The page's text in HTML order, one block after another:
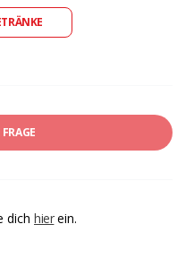
dich hierein.